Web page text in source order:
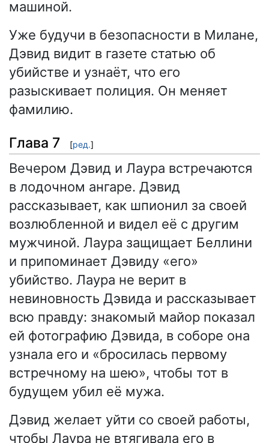
машиной.
Уже будучи в безопасности в Милане,
Дэвид видит в газете статью об
убийстве и узнаёт, что его
разыскивает полиция. Он меняет
фамилию.
Глава 7 [ред.]
Вечером Дэвид и Лаура встречаются
в лодочном ангаре. Дэвид
рассказывает, как шпионил за своей
возлюбленной и видел её с другим
мужчиной. Лаура защищает Беллини
и припоминает Дэвиду «его»
убийство. Лаура не верит в
невиновность Дэвида и рассказывает
всю правду: знакомый майор показал
ей фотографию Дэвида, в соборе она
узнала его и «бросилась первому
встречному на шею», чтобы тот в
будущем убил её мужа.
Дэвид желает уйти со своей работы,
чтобы Лаура не втягивала его в